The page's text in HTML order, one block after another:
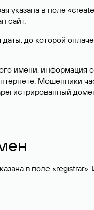
указана в поле
сайт.
до которой
имени, информация
Мошенники
в поле